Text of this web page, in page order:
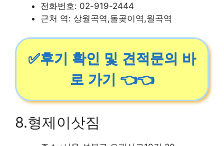
전화번호: 02-919-2444
근처 역: 상월곡역,돌곶이역,월곡역
✅후기 확인 및 견적문의 바
로 가기 👈👈
8.형제이삿짐